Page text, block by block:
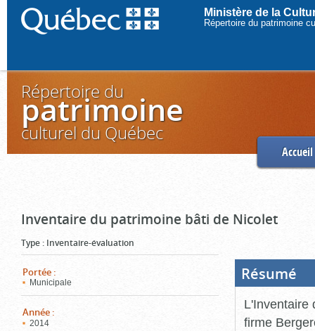
Ministère de la
Répertoire du patrimoine
Répertoire du
patrimoine
culturel du Québec
Accueil
Inventaire du patrimoine bâti de Nicolet
Type : Inventaire-évaluation
Portée :
Municipale
Année :
2014
Résumé
L'Inventaire
firme